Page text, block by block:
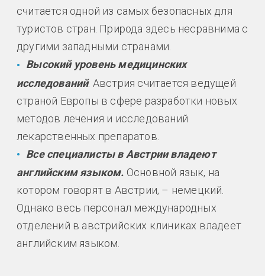
считается одной из самых безопасных для
туристов стран. Природа здесь несравнима с
другими западными странами.
Высокий уровень медицинских
исследований. Австрия считается ведущей
страной Европы в сфере разработки новых
методов лечения и исследований
лекарственных препаратов.
Все специалисты в Австрии владеют
английским языком. Основной язык, на
котором говорят в Австрии, – немецкий.
Однако весь персонал международных
отделений в австрийских клиниках владеет
английским языком.